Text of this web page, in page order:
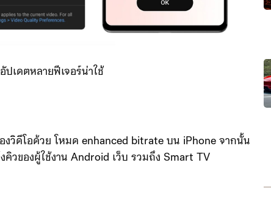
ปเดตหลายฟีเจอร์น่าใช้
วิดีโอด้วย โหมด enhanced bitrate บน iPhone จากนั้น
วของผู้ใช้งาน Android เว็บ รวมถึง Smart TV